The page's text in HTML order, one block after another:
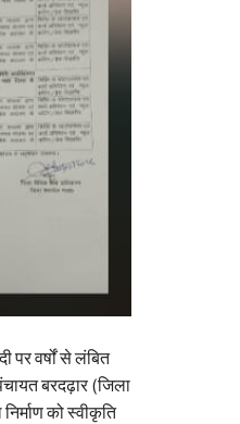
वर्षों से लंबित
बरदढ़ार (जिला
को स्वीकृति